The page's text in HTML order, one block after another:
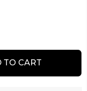
TO CART